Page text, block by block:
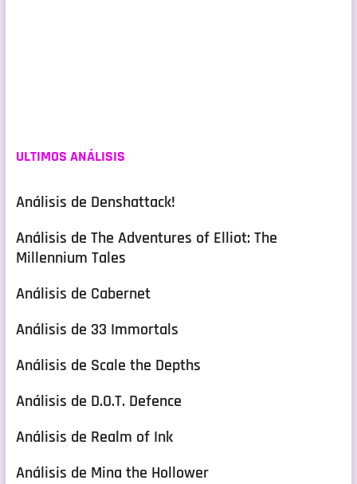
ULTIMOS ANÁLISIS
Análisis de Denshattack!
Análisis de The Adventures of Elliot: The
Millennium Tales
Análisis de Cabernet
Análisis de 33 Immortals
Análisis de Scale the Depths
Análisis de D.O.T. Defence
Análisis de Realm of Ink
Análisis de Mina the Hollower